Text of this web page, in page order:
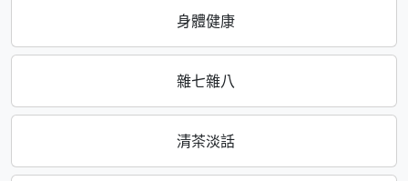
身體健康
雜七雜八
清茶淡話